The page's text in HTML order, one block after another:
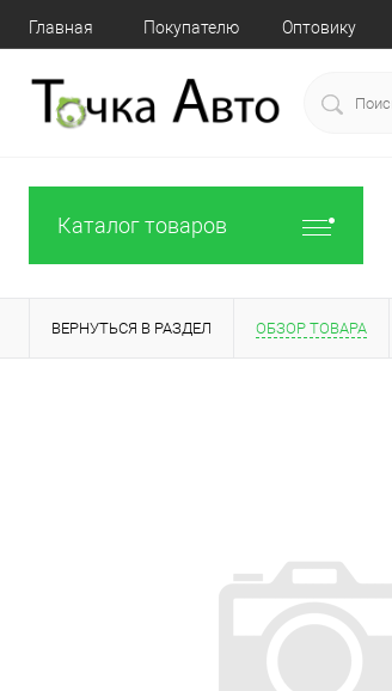
Главная Покупателю Оптовику
Каталог товаров
ВЕРНУТЬСЯ В РАЗДЕЛ ОБЗОР ТОВАРА